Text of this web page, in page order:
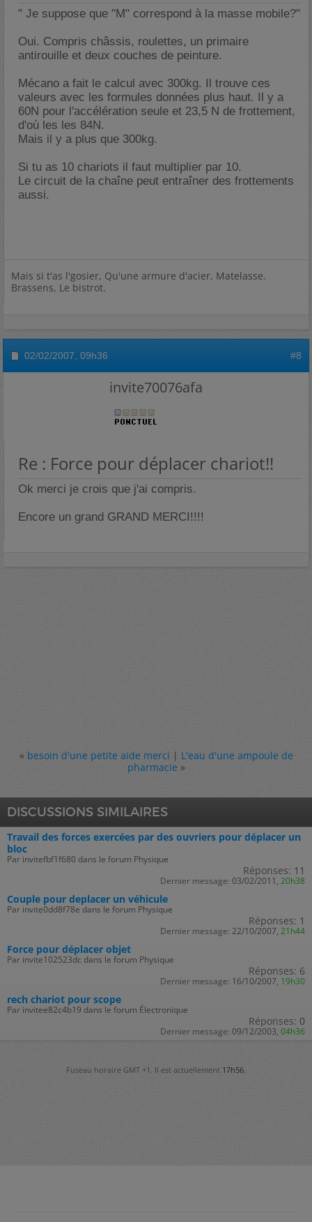
" Je suppose que "M" correspond à la masse mobile?"
Oui. Compris châssis, roulettes, un primaire
antirouille et deux couches de peinture.
Mécano a fait le calcul avec 300kg. Il trouve ces
valeurs avec les formules données plus haut. Il y a
60N pour l'accélération seule et 23,5 N de frottement,
d'où les les 84N.
Mais il y a plus que 300kg.
Si tu as 10 chariots il faut multiplier par 10.
Le circuit de la chaîne peut entraîner des frottements
aussi.
Mais si t'as l'gosier, Qu'une armure d'acier, Matelasse.
Brassens, Le bistrot.
02/02/2007, 09h36 #8
invite70076afa
Re : Force pour déplacer chariot!!
Ok merci je crois que j'ai compris.
Encore un grand GRAND MERCI!!!!
« besoin d'une petite aide merci| L'eau d'une ampoule de
pharmacie »
DISCUSSIONS SIMILAIRES
Travail des forces exercées par des ouvriers pour déplacer un
bloc
Par invitefbf1f680 dans le forum Physique
Réponses: 11
Dernier message: 03/02/2011, 20h38
Couple pour deplacer un véhicule
Par invite0dd8f78e dans le forum Physique
Réponses: 1
Dernier message: 22/10/2007, 21h44
Force pour déplacer objet
Par invite102523dc dans le forum Physique
Réponses: 6
Dernier message: 16/10/2007, 19h30
rech chariot pour scope
Par invitee82c4b19 dans le forum Électronique
Réponses: 0
Dernier message: 09/12/2003, 04h36
Fuseau horaire GMT +1. Il est actuellement 17h56